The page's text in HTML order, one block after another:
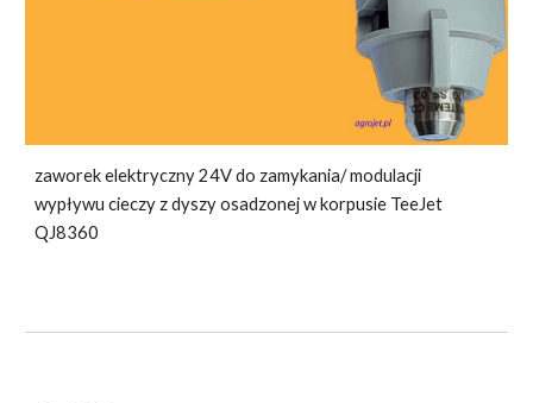
zaworek elektryczny 24V do zamykania/ modulacji
wypływu cieczy z dyszy osadzonej w korpusie TeeJet
QJ8360